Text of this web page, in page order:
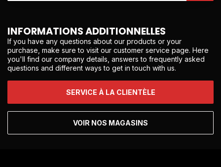
INFORMATIONS ADDITIONNELLES
If you have any questions about our products or your
purchase, make sure to visit our customer service page. Here
you'll find our company details, answers to frequently asked
questions and different ways to get in touch with us.
SERVICE À LA CLIENTÈLE
VOIR NOS MAGASINS